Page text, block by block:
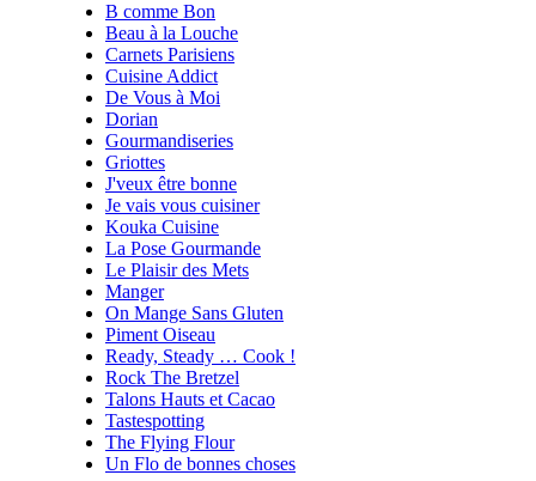
B comme Bon
Beau à la Louche
Carnets Parisiens
Cuisine Addict
De Vous à Moi
Dorian
Gourmandiseries
Griottes
J'veux être bonne
Je vais vous cuisiner
Kouka Cuisine
La Pose Gourmande
Le Plaisir des Mets
Manger
On Mange Sans Gluten
Piment Oiseau
Ready, Steady … Cook !
Rock The Bretzel
Talons Hauts et Cacao
Tastespotting
The Flying Flour
Un Flo de bonnes choses